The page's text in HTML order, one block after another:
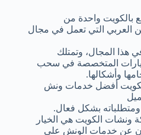
بالكويت واحدة من
العربي التي تعمل في مجال
المجال، وتمتلك
المتخصصة في سحب
وأشكالها.
أفضل خدمات ونش
ومتطلباته بشكل فعال.
ونشات الكويت هي الخيار
عن خدمات الونش على